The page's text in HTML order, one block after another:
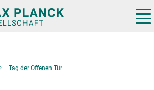
Tag der Offenen Tür